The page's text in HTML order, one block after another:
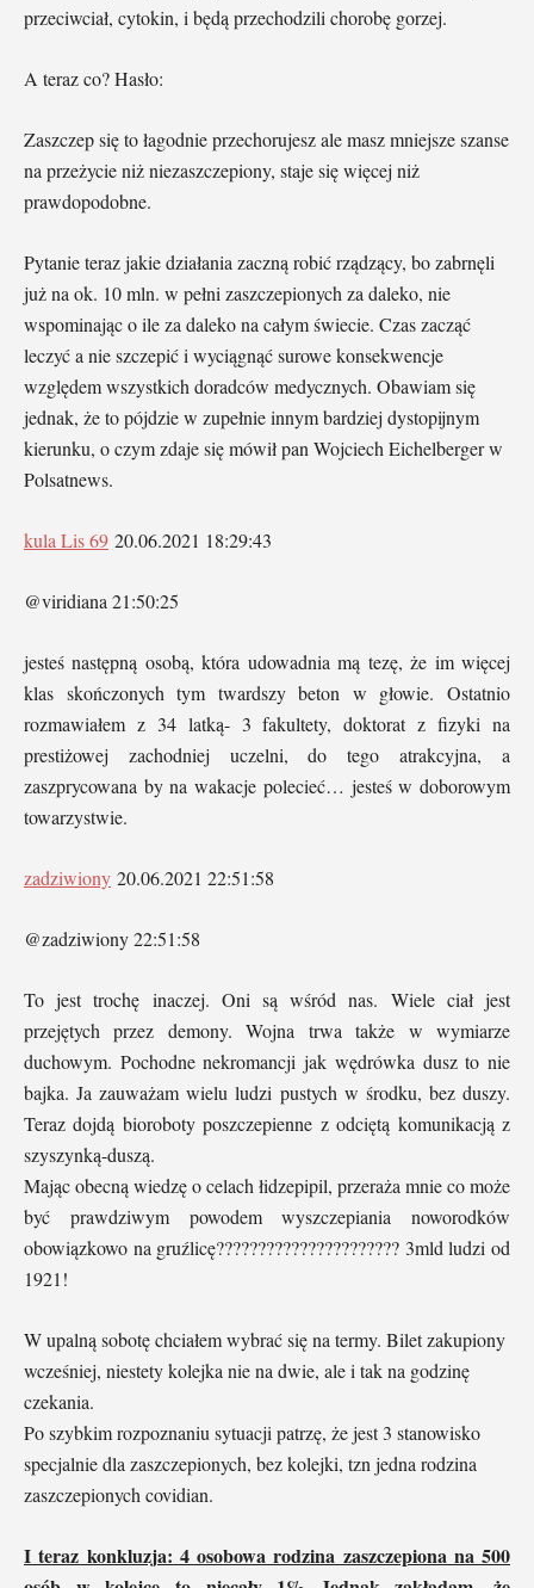
przeciwciał, cytokin, i będą przechodzili chorobę gorzej.
A teraz co? Hasło:
Zaszczep się to łagodnie przechorujesz ale masz mniejsze szanse
na przeżycie niż niezaszczepiony, staje się więcej niż
prawdopodobne.
Pytanie teraz jakie działania zaczną robić rządzący, bo zabrnęli
już na ok. 10 mln. w pełni zaszczepionych za daleko, nie
wspominając o ile za daleko na całym świecie. Czas zacząć
leczyć a nie szczepić i wyciągnąć surowe konsekwencje
względem wszystkich doradców medycznych. Obawiam się
jednak, że to pójdzie w zupełnie innym bardziej dystopijnym
kierunku, o czym zdaje się mówił pan Wojciech Eichelberger w
Polsatnews.
kula Lis 69 20.06.2021 18:29:43
@viridiana 21:50:25
jesteś następną osobą, która udowadnia mą tezę, że im więcej
klas skończonych tym twardszy beton w głowie. Ostatnio
rozmawiałem z 34 latką- 3 fakultety, doktorat z fizyki na
prestiżowej zachodniej uczelni, do tego atrakcyjna, a
zaszprycowana by na wakacje polecieć… jesteś w doborowym
towarzystwie.
zadziwiony 20.06.2021 22:51:58
@zadziwiony 22:51:58
To jest trochę inaczej. Oni są wśród nas. Wiele ciał jest
przejętych przez demony. Wojna trwa także w wymiarze
duchowym. Pochodne nekromancji jak wędrówka dusz to nie
bajka. Ja zauważam wielu ludzi pustych w środku, bez duszy.
Teraz dojdą bioroboty poszczepienne z odciętą komunikacją z
szyszynką-duszą.
Mając obecną wiedzę o celach łidzepipil, przeraża mnie co może
być prawdziwym powodem wyszczepiania noworodków
obowiązkowo na gruźlicę?????????????????????? 3mld ludzi od
1921!
W upalną sobotę chciałem wybrać się na termy. Bilet zakupiony
wcześniej, niestety kolejka nie na dwie, ale i tak na godzinę
czekania.
Po szybkim rozpoznaniu sytuacji patrzę, że jest 3 stanowisko
specjalnie dla zaszczepionych, bez kolejki, tzn jedna rodzina
zaszczepionych covidian.
I teraz konkluzja: 4 osobowa rodzina zaszczepiona na 500